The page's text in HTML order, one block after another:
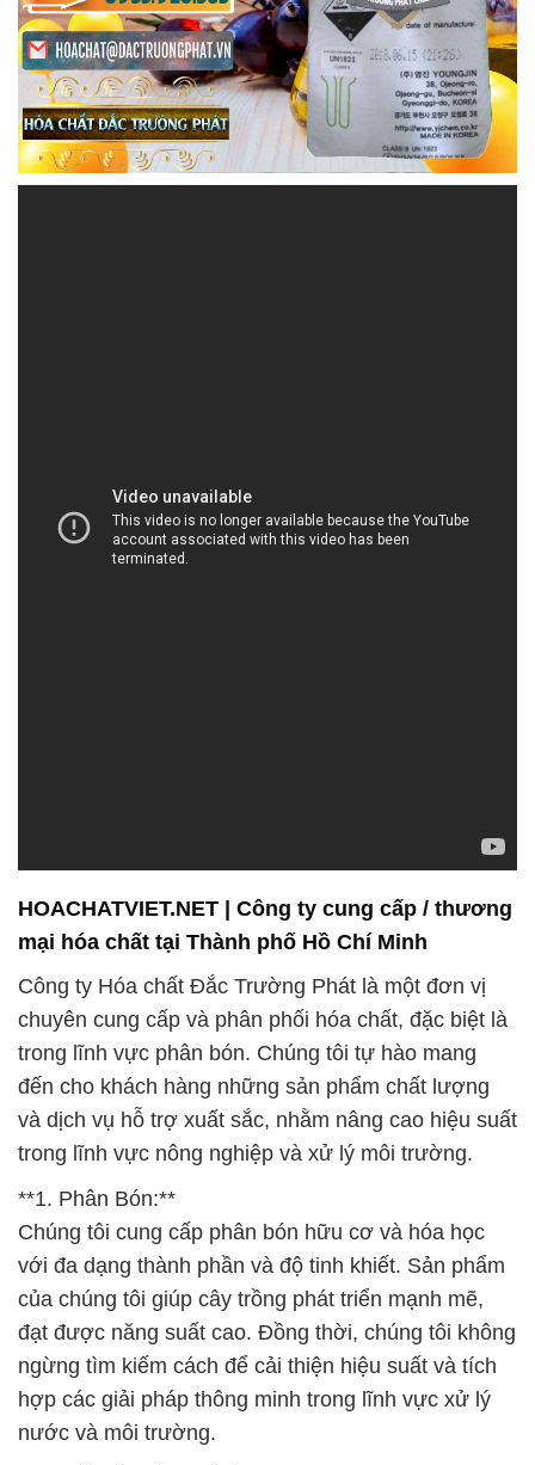
HOACHATVIET.NET | Công ty cung cấp / thương
mại hóa chất tại Thành phố Hồ Chí Minh
Công ty Hóa chất Đắc Trường Phát là một đơn vị
chuyên cung cấp và phân phối hóa chất, đặc biệt là
trong lĩnh vực phân bón. Chúng tôi tự hào mang
đến cho khách hàng những sản phẩm chất lượng
và dịch vụ hỗ trợ xuất sắc, nhằm nâng cao hiệu suất
trong lĩnh vực nông nghiệp và xử lý môi trường.
**1. Phân Bón:**
Chúng tôi cung cấp phân bón hữu cơ và hóa học
với đa dạng thành phần và độ tinh khiết. Sản phẩm
của chúng tôi giúp cây trồng phát triển mạnh mẽ,
đạt được năng suất cao. Đồng thời, chúng tôi không
ngừng tìm kiếm cách để cải thiện hiệu suất và tích
hợp các giải pháp thông minh trong lĩnh vực xử lý
nước và môi trường.